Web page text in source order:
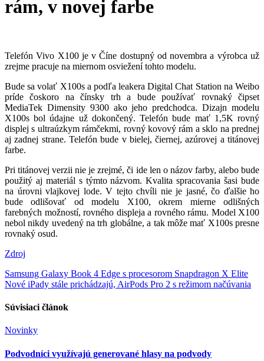
rám, v novej farbe
Telefón Vivo X100 je v Číne dostupný od novembra a výrobca už
zrejme pracuje na miernom osviežení tohto modelu.
Bude sa volať X100s a podľa leakera Digital Chat Station na Weibo
príde čoskoro na čínsky trh a bude používať rovnaký čipset
MediaTek Dimensity 9300 ako jeho predchodca. Dizajn modelu
X100s bol údajne už dokončený. Telefón bude mať 1,5K rovný
displej s ultraúzkym rámčekmi, rovný kovový rám a sklo na prednej
aj zadnej strane. Telefón bude v bielej, čiernej, azúrovej a titánovej
farbe.
Pri titánovej verzii nie je zrejmé, či ide len o názov farby, alebo bude
použitý aj materiál s týmto názvom. Kvalita spracovania šasi bude
na úrovni vlajkovej lode. V tejto chvíli nie je jasné, čo ďalšie ho
bude odlišovať od modelu X100, okrem mierne odlišných
farebných možností, rovného displeja a rovného rámu. Model X100
nebol nikdy uvedený na trh globálne, a tak môže mať X100s presne
rovnaký osud.
Zdroj
Navigácia
v
článku
Samsung Galaxy Book 4 Edge s procesorom Snapdragon X Elite
Nové iPady stále prichádzajú, AirPods Pro 2 s režimom načúvania
Súvisiaci článok
Novinky
Podvodníci využívajú generované hlasy na podvody